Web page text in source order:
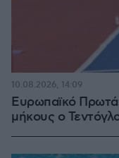
Ευρωπαϊκό
μήκους ο
10.08.2026, 14:09